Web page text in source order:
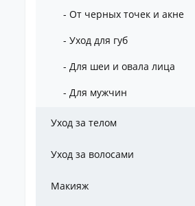
- От черных точек и акне
- Уход для губ
- Для шеи и овала лица
- Для мужчин
Уход за телом
Уход за волосами
Макияж